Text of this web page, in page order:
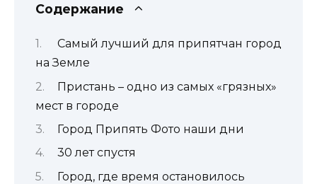
Содержание
Самый лучший для припятчан город
на Земле
Пристань – одно из самых «грязных»
мест в городе
Город Припять Фото наши дни
30 лет спустя
Город, где время остановилось